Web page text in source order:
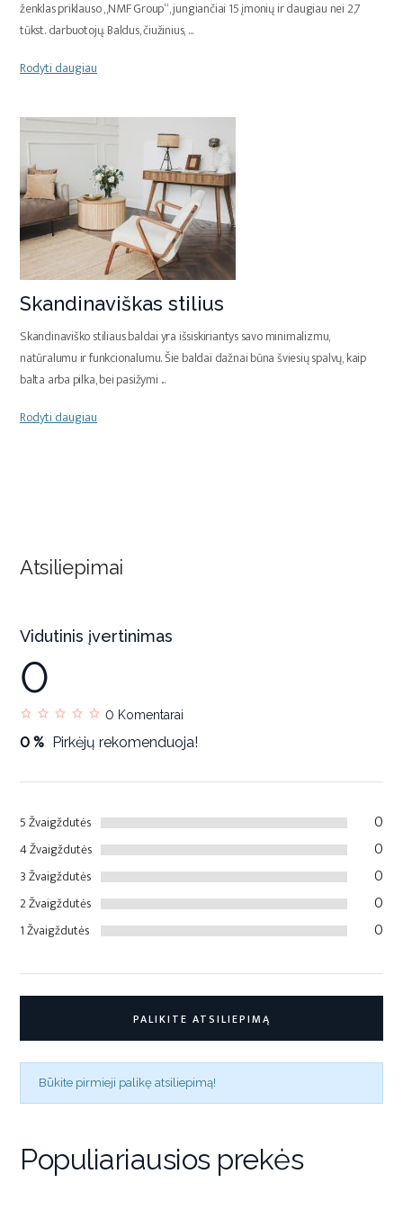
ženklas priklauso „NMF Group“, jungiančiai 15 įmonių ir daugiau nei 2,7
tūkst. darbuotojų. Baldus, čiužinius,...
Rodyti daugiau
Skandinaviškas stilius
Skandinaviško stiliaus baldai yra išsiskiriantys savo minimalizmu,
natūralumu ir funkcionalumu. Šie baldai dažnai būna šviesių spalvų, kaip
balta arba pilka, bei pasižymi ...
Rodyti daugiau
Atsiliepimai
5 Žvaigždutės 0
4 Žvaigždutės 0
3 Žvaigždutės 0
2 Žvaigždutės 0
1 Žvaigždutės 0
Vidutinis įvertinimas
0
0 Komentarai
0 % Pirkėjų rekomenduoja!
PALIKITE ATSILIEPIMĄ
Būkite pirmieji palikę atsiliepimą!
Populiariausios prekės